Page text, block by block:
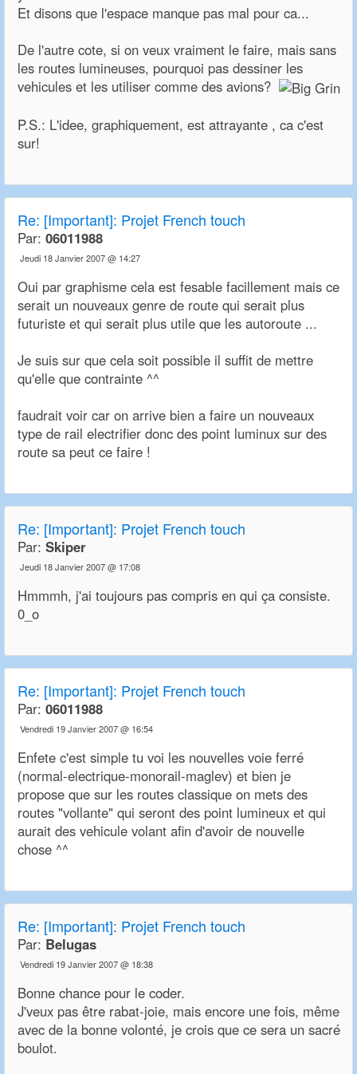
Et disons que l'espace manque pas mal pour ca...
De l'autre cote, si on veux vraiment le faire, mais sans
les routes lumineuses, pourquoi pas dessiner les
vehicules et les utiliser comme des avions?
P.S.: L'idee, graphiquement, est attrayante , ca c'est
sur!
Re: [Important]: Projet French touch
Par: 06011988
Jeudi 18 Janvier 2007 @ 14:27
Oui par graphisme cela est fesable facillement mais ce
serait un nouveaux genre de route qui serait plus
futuriste et qui serait plus utile que les autoroute ...
Je suis sur que cela soit possible il suffit de mettre
qu'elle que contrainte ^^
faudrait voir car on arrive bien a faire un nouveaux
type de rail electrifier donc des point luminux sur des
route sa peut ce faire !
Re: [Important]: Projet French touch
Par: Skiper
Jeudi 18 Janvier 2007 @ 17:08
Hmmmh, j'ai toujours pas compris en qui ça consiste.
0_o
Re: [Important]: Projet French touch
Par: 06011988
Vendredi 19 Janvier 2007 @ 16:54
Enfete c'est simple tu voi les nouvelles voie ferré
(normal-electrique-monorail-maglev) et bien je
propose que sur les routes classique on mets des
routes "vollante" qui seront des point lumineux et qui
aurait des vehicule volant afin d'avoir de nouvelle
chose ^^
Re: [Important]: Projet French touch
Par: Belugas
Vendredi 19 Janvier 2007 @ 18:38
Bonne chance pour le coder.
J'veux pas être rabat-joie, mais encore une fois, même
avec de la bonne volonté, je crois que ce sera un sacré
boulot.